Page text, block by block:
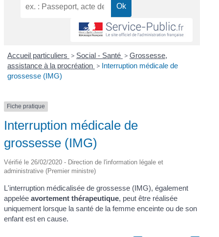
Accueil particuliers > Social - Santé > Grossesse,
assistance à la procréation > Interruption médicale de
grossesse (IMG)
Fiche pratique
Interruption médicale de
grossesse (IMG)
Vérifié le 26/02/2020 - Direction de l'information légale et
administrative (Premier ministre)
L'interruption médicalisée de grossesse (IMG), également
appeléeavortement thérapeutique, peut être réalisée
uniquement lorsque la santé de la femme enceinte ou de son
enfant est en cause.